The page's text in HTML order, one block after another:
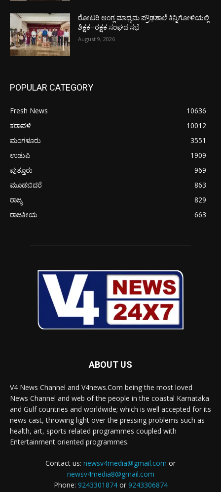
ರೋಟರಿ ಆಂಗ್ಲ ಮಾಧ್ಯಮ ಪ್ರೌಢಶಾಲೆ ಕಿನ್ನಿಗೋಳಿಯಲ್ಲಿ
ಶಿಕ್ಷಕ–ರಕ್ಷಕ ಸಂಘದ ಸಭೆ
August 9, 2026
POPULAR CATEGORY
Fresh News
10636
ಕರಾವಳಿ
10012
ಮಂಗಳೂರು
3551
ಉಡುಪಿ
1909
ಪುತ್ತೂರು
969
ಮೂಡಬಿದರೆ
863
ರಾಜ್ಯ
829
ರಾಜಕೀಯ
663
ABOUT US
V4 News Channel and V4news.Com being the most loved
News Channel and web of the people in the coastal Karnataka
and Gulf countries and worldwide; which is well accepted for its
news cast, throwing light over the pressing problems such as
health, art, sports related programmes coupled with
Entertainment oriented programmes.
Contact us: newsv4media@gmail.com or
newsv4media8@gmail.com
Phone: 9243301874or 9243306874